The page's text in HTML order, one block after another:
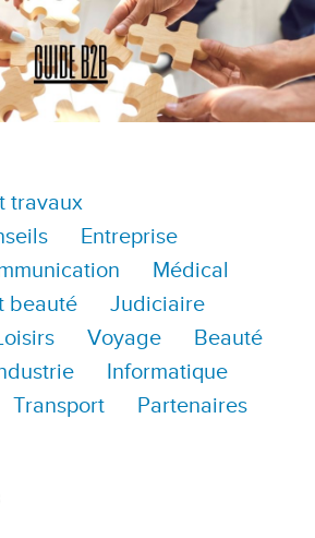
travaux
Entreprise
Médical
beauté
Judiciaire
Voyage
Beauté
Informatique
Transport Partenaires